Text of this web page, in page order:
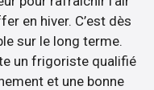
en hiver. C’est dès
sur le long terme.
un frigoriste qualifié
et une bonne